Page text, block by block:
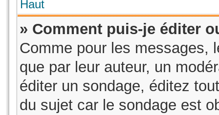
Haut
» Comment puis-je éditer
Comme pour les messages,
que par leur auteur, un
éditer un sondage, éditez
du sujet car le sondage est